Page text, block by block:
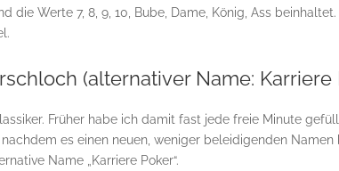
die Werte 7, 8, 9, 10, Bube, Dame, König, Ass
(alternativer Name: Karriere
Früher habe ich damit fast jede freie Minute
es einen neuen, weniger beleidigenden
Name „Karriere Poker“.